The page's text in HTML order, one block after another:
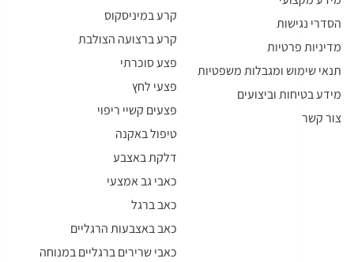
הסדרי נגישות
מדיניות פרטיות
תנאי שימוש ומגבלות משפטיות
מידע בטיחות וביצועים
צור קשר
קרע במיניסקוס
קרע ברצועה הצולבת
פצע סוכרתי
פצעי לחץ
פצעים קשיי ריפוי
טיפול באקנה
דלקת באצבע
כאבי גב אמצעי
כאב ברגל
כאב באצבעות הרגליים
כאבי שרירים ברגליים במנוחה